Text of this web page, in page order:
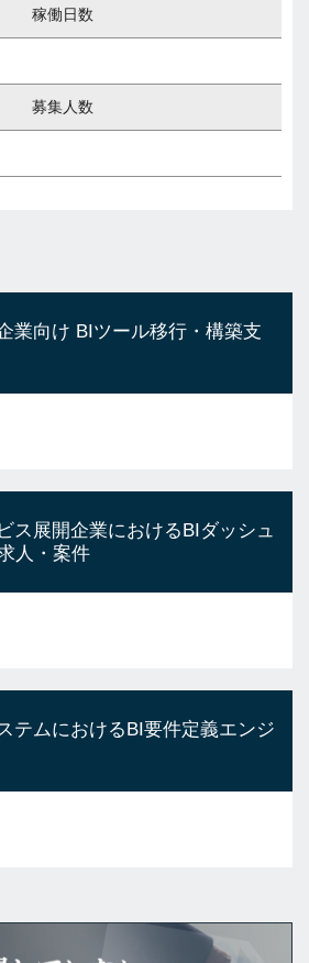
稼働日数
募集人数
業向け BIツール移行・構築支
ス展開企業におけるBIダッシュ
人・案件
テムにおけるBI要件定義エンジ